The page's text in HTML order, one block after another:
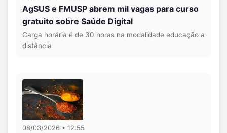
AgSUS e FMUSP abrem mil vagas para curso
gratuito sobre Saúde Digital
Carga horária é de 30 horas na modalidade educação a
distância
08/03/2026 • 12:55